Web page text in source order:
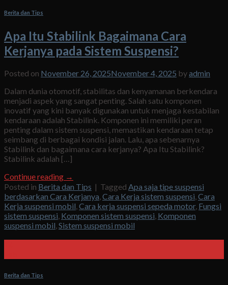
Berita dan Tips
Apa Itu Stabilink Bagaimana Cara
Kerjanya pada Sistem Suspensi?
Posted on November 26, 2025November 4, 2025 byadmin
Dalam dunia otomotif, stabilitas dan kenyamanan berkendara
menjadi aspek yang sangat penting. Salah satu komponen
inovatif yang kini banyak digunakan untuk menjaga kestabilan
kendaraan adalah Stabilink. Komponen ini memiliki peran
penting dalam sistem suspensi, memastikan kendaraan tetap
seimbang di berbagai kondisi jalan. Lalu, apa sebenarnya
Stabilink dan bagaimana cara kerjanya? Apa Itu Stabilink?
Stabilink adalah […]
Continue reading →
Posted in Berita dan Tips | Tagged Apa saja tipe suspensi
berdasarkan Cara Kerjanya Cara Kerja sistem suspensi Cara
Kerja suspensi mobil Cara kerja suspensi sepeda motor, Fungsi
sistem suspensi Komponen sistem suspensi Komponen
suspensi mobil Sistem suspensi mobil
Berita dan Tips